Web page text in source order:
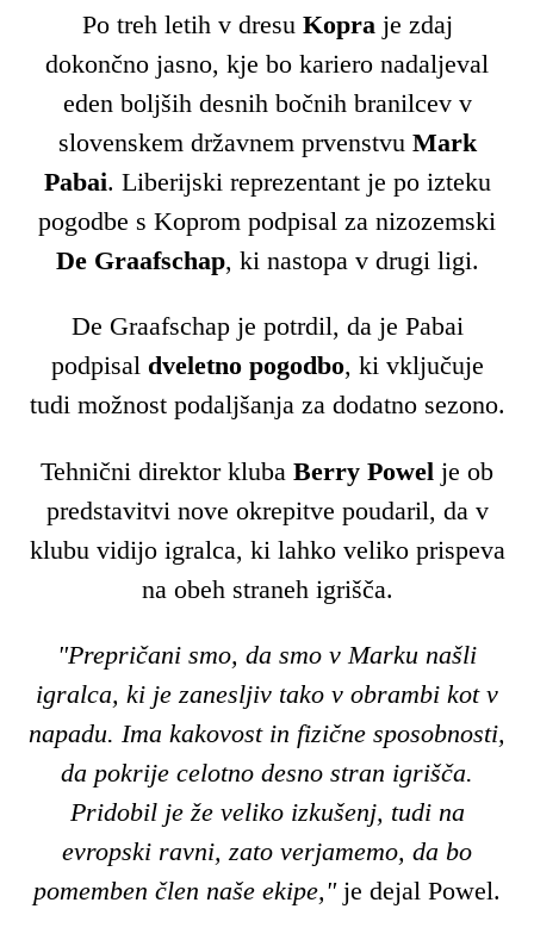
Po treh letih v dresu Kopra je zdaj
dokončno jasno, kje bo kariero nadaljeval
eden boljših desnih bočnih branilcev v
slovenskem državnem prvenstvu Mark
Pabai. Liberijski reprezentant je po izteku
pogodbe s Koprom podpisal za nizozemski
De Graafschap, ki nastopa v drugi ligi.
De Graafschap je potrdil, da je Pabai
podpisal dveletno pogodbo, ki vključuje
tudi možnost podaljšanja za dodatno sezono.
Tehnični direktor kluba Berry Powel je ob
predstavitvi nove okrepitve poudaril, da v
klubu vidijo igralca, ki lahko veliko prispeva
na obeh straneh igrišča.
"Prepričani smo, da smo v Marku našli
igralca, ki je zanesljiv tako v obrambi kot v
napadu. Ima kakovost in fizične sposobnosti,
da pokrije celotno desno stran igrišča.
Pridobil je že veliko izkušenj, tudi na
evropski ravni, zato verjamemo, da bo
pomemben člen naše ekipe,"je dejal Powel.